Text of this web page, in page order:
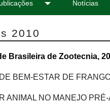
Notícias
2010
Brasileira de Zootecnia,
BEM-ESTAR DE
ANIMAL NO MANEJO